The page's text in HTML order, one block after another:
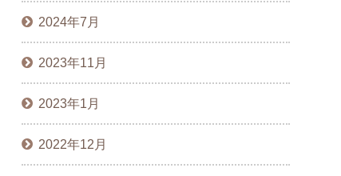
2024年7月
2023年11月
2023年1月
2022年12月